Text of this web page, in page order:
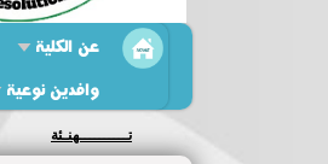
عن الكلية
وافدين نوعية
تــــــــــهنـئة